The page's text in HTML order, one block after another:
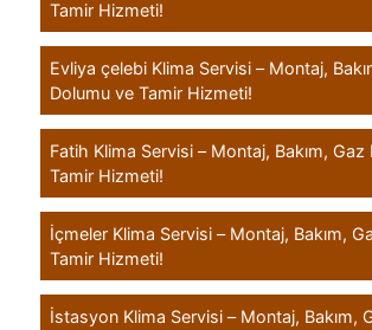
Tamir Hizmeti!
Evliya çelebi Klima Servisi – Montaj,
Dolumu ve Tamir Hizmeti!
Fatih Klima Servisi – Montaj, Bakım,
Tamir Hizmeti!
İçmeler Klima Servisi – Montaj, Bakım,
Tamir Hizmeti!
İstasyon Klima Servisi – Montaj, Bakım,